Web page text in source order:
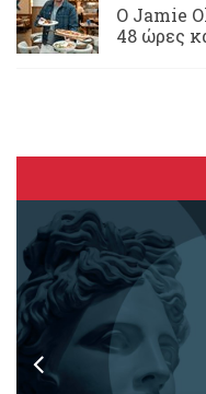
Ο Jamie
48 ώρες